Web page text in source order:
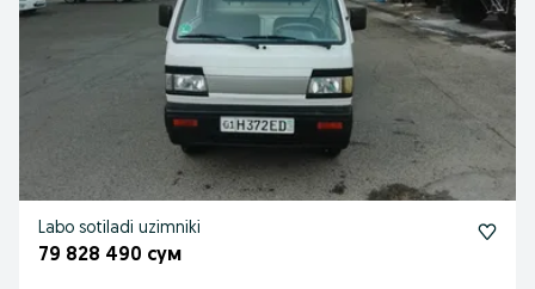
Labo sotiladi uzimniki
79 828 490 сум